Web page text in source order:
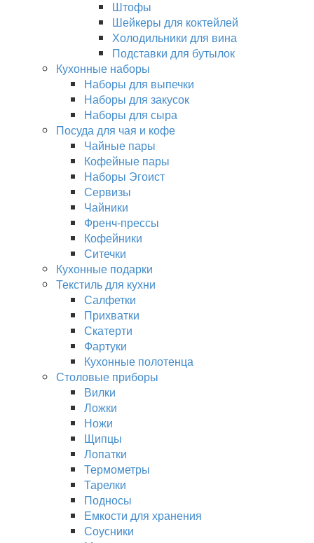
Штофы
Шейкеры для коктейлей
Холодильники для вина
Подставки для бутылок
Кухонные наборы
Наборы для выпечки
Наборы для закусок
Наборы для сыра
Посуда для чая и кофе
Чайные пары
Кофейные пары
Наборы Эгоист
Сервизы
Чайники
Френч-прессы
Кофейники
Ситечки
Кухонные подарки
Текстиль для кухни
Салфетки
Прихватки
Скатерти
Фартуки
Кухонные полотенца
Столовые приборы
Вилки
Ложки
Ножи
Щипцы
Лопатки
Термометры
Тарелки
Подносы
Емкости для хранения
Соусники